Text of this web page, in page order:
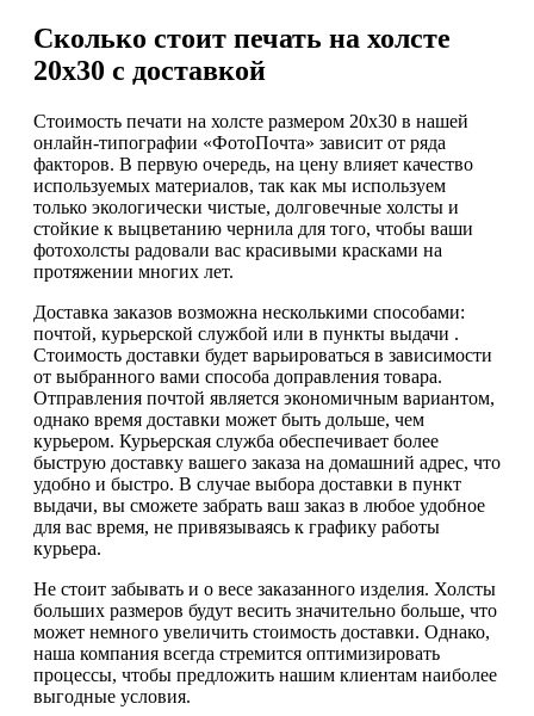
Сколько стоит печать на холсте
20х30 с доставкой
Стоимость печати на холсте размером 20х30 в нашей
онлайн-типографии «ФотоПочта» зависит от ряда
факторов. В первую очередь, на цену влияет качество
используемых материалов, так как мы используем
только экологически чистые, долговечные холсты и
стойкие к выцветанию чернила для того, чтобы ваши
фотохолсты радовали вас красивыми красками на
протяжении многих лет.
Доставка заказов возможна несколькими способами:
почтой, курьерской службой или в пункты выдачи .
Стоимость доставки будет варьироваться в зависимости
от выбранного вами способа доправления товара.
Отправления почтой является экономичным вариантом,
однако время доставки может быть дольше, чем
курьером. Курьерская служба обеспечивает более
быструю доставку вашего заказа на домашний адрес, что
удобно и быстро. В случае выбора доставки в пункт
выдачи, вы сможете забрать ваш заказ в любое удобное
для вас время, не привязываясь к графику работы
курьера.
Не стоит забывать и о весе заказанного изделия. Холсты
больших размеров будут весить значительно больше, что
может немного увеличить стоимость доставки. Однако,
наша компания всегда стремится оптимизировать
процессы, чтобы предложить нашим клиентам наиболее
выгодные условия.